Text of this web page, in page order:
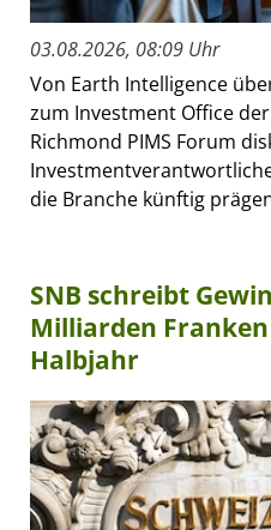
03.08.2026, 08:09 Uhr
Von Earth Intelligence
zum Investment Office
Richmond PIMS Forum
die Branche künftig
SNB schreibt
Milliarden
Halbjahr